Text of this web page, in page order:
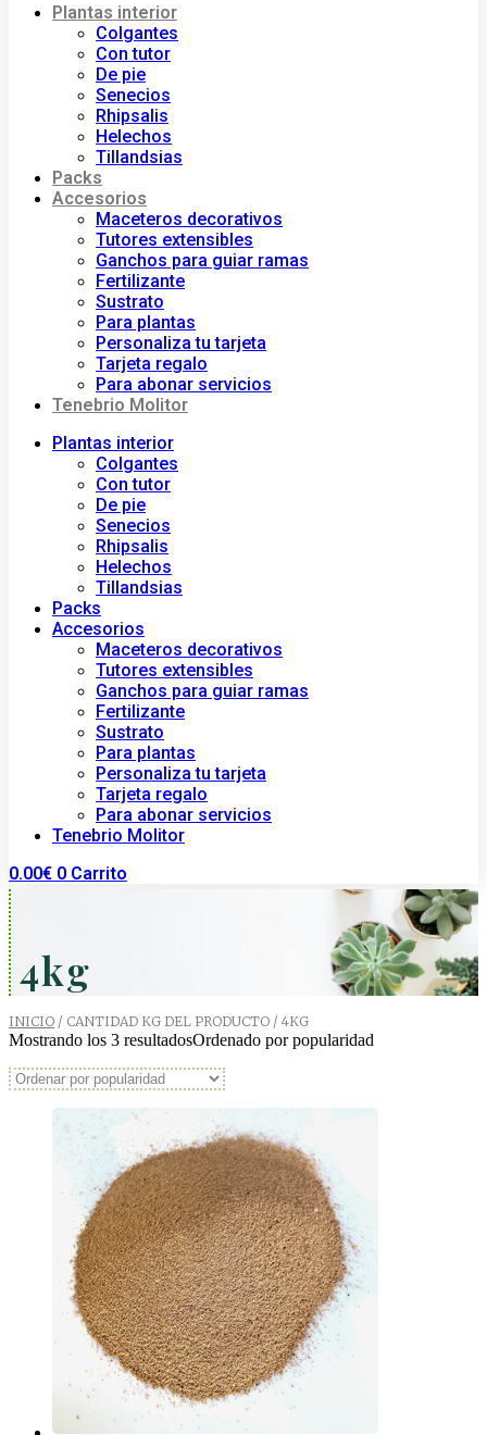
Plantas interior
Colgantes
Con tutor
De pie
Senecios
Rhipsalis
Helechos
Tillandsias
Packs
Accesorios
Maceteros decorativos
Tutores extensibles
Ganchos para guiar ramas
Fertilizante
Sustrato
Para plantas
Personaliza tu tarjeta
Tarjeta regalo
Para abonar servicios
Tenebrio Molitor
Plantas interior
Colgantes
Con tutor
De pie
Senecios
Rhipsalis
Helechos
Tillandsias
Packs
Accesorios
Maceteros decorativos
Tutores extensibles
Ganchos para guiar ramas
Fertilizante
Sustrato
Para plantas
Personaliza tu tarjeta
Tarjeta regalo
Para abonar servicios
Tenebrio Molitor
0.00€ 0 Carrito
4kg
INICIO / CANTIDAD KG DEL PRODUCTO / 4KG
Mostrando los 3 resultadosOrdenado por popularidad